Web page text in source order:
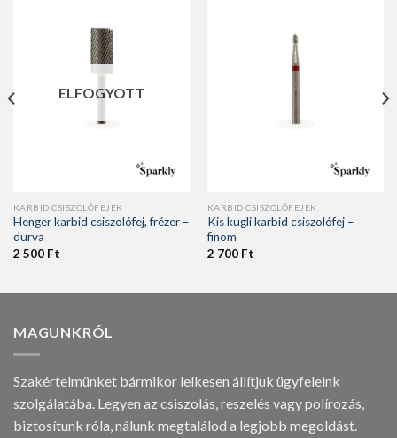
ELFOGYOTT
KARBID CSISZOLÓFEJEK
Henger karbid csiszolófej, frézer –
durva
2 500 Ft
KARBID CSISZOLÓFEJEK
Kis kugli karbid csiszolófej –
finom
2 700 Ft
MAGUNKRÓL
Szakértelmünket bármikor lelkesen állítjuk ügyfeleink
szolgálatába. Legyen az csiszolás, reszelés vagy polírozás,
biztosítunk róla, nálunk megtalálod a legjobb megoldást.